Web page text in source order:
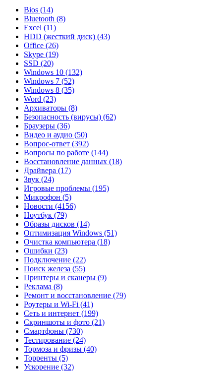
Bios (14)
Bluetooth (8)
Excel (11)
HDD (жесткий диск) (43)
Office (26)
Skype (19)
SSD (20)
Windows 10 (132)
Windows 7 (52)
Windows 8 (35)
Word (23)
Архиваторы (8)
Безопасность (вирусы) (62)
Браузеры (36)
Видео и аудио (50)
Вопрос-ответ (392)
Вопросы по работе (144)
Восстановление данных (18)
Драйвера (17)
Звук (24)
Игровые проблемы (195)
Микрофон (5)
Новости (4156)
Ноутбук (79)
Образы дисков (14)
Оптимизация Windows (51)
Очистка компьютера (18)
Ошибки (23)
Подключение (22)
Поиск железа (55)
Принтеры и сканеры (9)
Реклама (8)
Ремонт и восстановление (79)
Роутеры и Wi-Fi (41)
Сеть и интернет (199)
Скриншоты и фото (21)
Смартфоны (730)
Тестирование (24)
Тормоза и фризы (40)
Торренты (5)
Ускорение (32)